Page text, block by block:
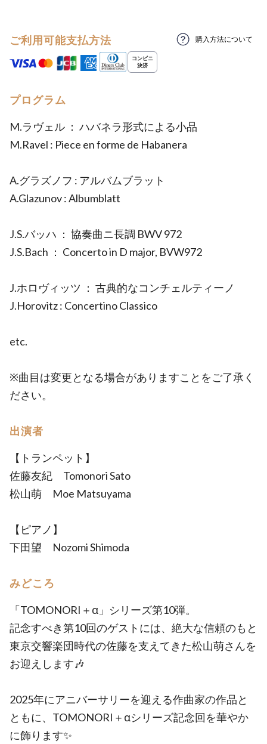
ご利用可能支払方法 購入方法について
プログラム
M.ラヴェル ： ハバネラ形式による小品
M.Ravel : Piece en forme de Habanera
A.グラズノフ : アルバムブラット
A.Glazunov : Albumblatt
J.S.バッハ ： 協奏曲ニ長調 BWV 972
J.S.Bach ： Concerto in D major, BVW972
J.ホロヴィッツ ： 古典的なコンチェルティーノ
J.Horovitz : Concertino Classico
etc.
※曲目は変更となる場合がありますことをご了承く
ださい。
出演者
【トランペット】
佐藤友紀 Tomonori Sato
松山萌 Moe Matsuyama
【ピアノ】
下田望 Nozomi Shimoda
みどころ
「TOMONORI＋α」シリーズ第10弾。
記念すべき第10回のゲストには、絶大な信頼のもと
東京交響楽団時代の佐藤を支えてきた松山萌さんを
お迎えします🎶
2025年にアニバーサリーを迎える作曲家の作品と
ともに、TOMONORI＋αシリーズ記念回を華やか
に飾ります✨